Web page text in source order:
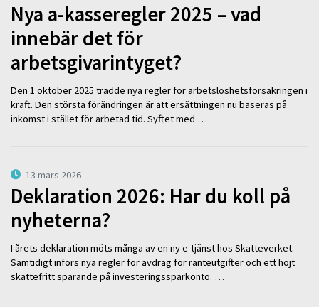
Nya a-kasseregler 2025 – vad
innebär det för
arbetsgivarintyget?
Den 1 oktober 2025 trädde nya regler för arbetslöshetsförsäkringen i
kraft. Den största förändringen är att ersättningen nu baseras på
inkomst i stället för arbetad tid. Syftet med …
13 mars 2026
Deklaration 2026: Har du koll på
nyheterna?
I årets deklaration möts många av en ny e-tjänst hos Skatteverket.
Samtidigt införs nya regler för avdrag för ränteutgifter och ett höjt
skattefritt sparande på investeringssparkonto. …